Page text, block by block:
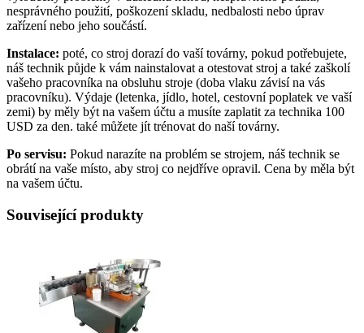
nesprávného použití, poškození skladu, nedbalosti nebo úprav
zařízení nebo jeho součástí.
Instalace: poté, co stroj dorazí do vaší továrny, pokud potřebujete,
náš technik půjde k vám nainstalovat a otestovat stroj a také zaškolí
vašeho pracovníka na obsluhu stroje (doba vlaku závisí na vás
pracovníku). Výdaje (letenka, jídlo, hotel, cestovní poplatek ve vaší
zemi) by měly být na vašem účtu a musíte zaplatit za technika 100
USD za den. také můžete jít trénovat do naší továrny.
Po servisu: Pokud narazíte na problém se strojem, náš technik se
obrátí na vaše místo, aby stroj co nejdříve opravil. Cena by měla být
na vašem účtu.
Související produkty